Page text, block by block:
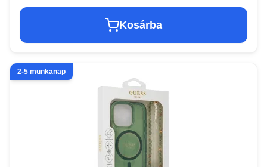
Kosárba
2-5 munkanap